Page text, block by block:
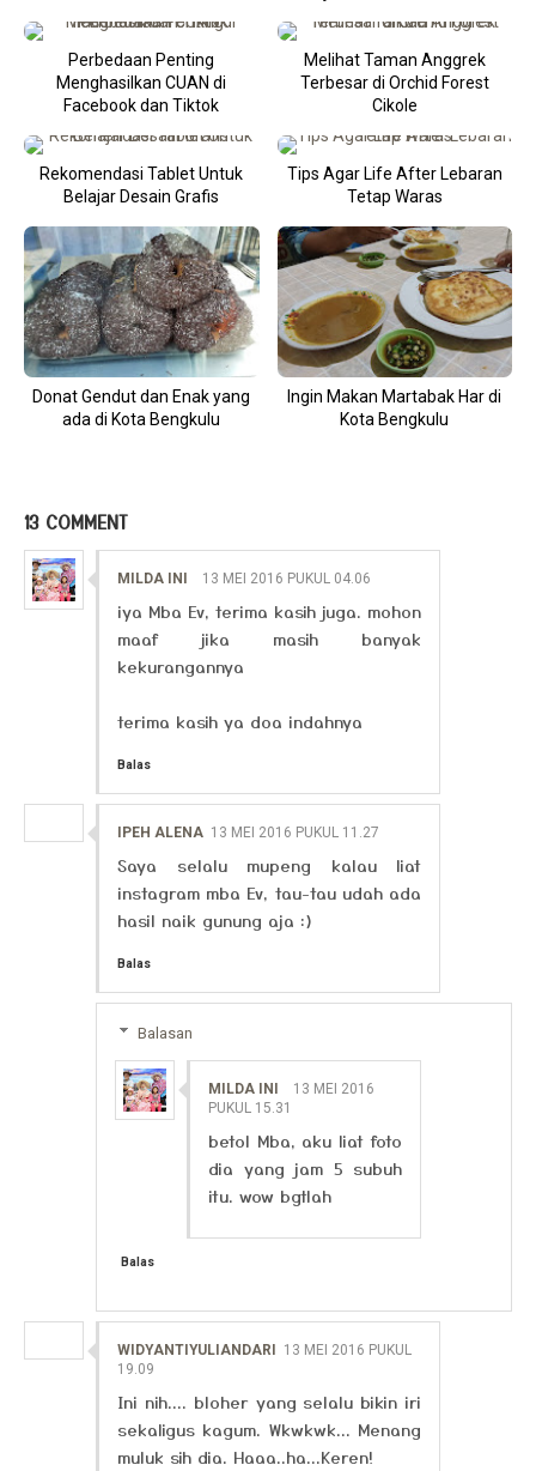
Perbedaan Penting
Menghasilkan CUAN di
Facebook dan Tiktok
Melihat Taman Anggrek
Terbesar di Orchid Forest
Cikole
Rekomendasi Tablet Untuk
Belajar Desain Grafis
Tips Agar Life After Lebaran
Tetap Waras
Donat Gendut dan Enak yang
ada di Kota Bengkulu
Ingin Makan Martabak Har di
Kota Bengkulu
13 COMMENT
MILDA INI 13 MEI 2016 PUKUL 04.06
iya Mba Ev, terima kasih juga. mohon
maaf jika masih banyak
kekurangannya
terima kasih ya doa indahnya
Balas
IPEH ALENA 13 MEI 2016 PUKUL 11.27
Saya selalu mupeng kalau liat
instagram mba Ev, tau-tau udah ada
hasil naik gunung aja :)
Balas
Balasan
MILDA INI
13 MEI 2016
PUKUL 15.31
betol Mba, aku liat foto
dia yang jam 5 subuh
itu. wow bgtlah
Balas
WIDYANTIYULIANDARI
13 MEI 2016 PUKUL
19.09
Ini nih.... bloher yang selalu bikin iri
sekaligus kagum. Wkwkwk... Menang
muluk sih dia. Haaa..ha...Keren!